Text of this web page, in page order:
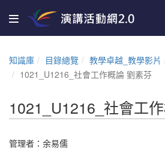
知識庫 目錄總覽 教學卓越_教學影片
1021_U1216_社會工作概論 劉素芬
1021_U1216_社會工
管理者： 余易儒